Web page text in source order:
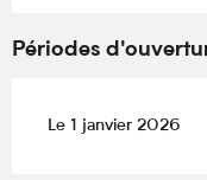
Périodes
Le 1 janvier 2026